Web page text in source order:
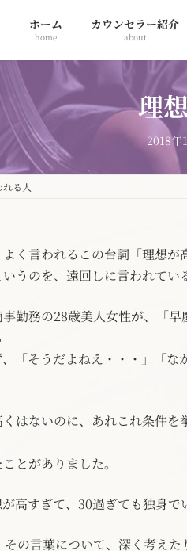
ホーム
home
カウンセラー紹介
about
理
2018年
る人
く言われるこの台詞「理想が
うのを、遠回しに言われてい
勤務の28歳美人女性が、「
、「そうだよねえ・・・」「
はないのに、あれこれ条件
とがありました。
高すぎて、30過ぎても独身で
の言葉について、深く考えた